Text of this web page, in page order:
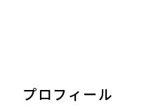
プロフィール